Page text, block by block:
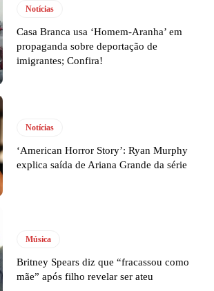
Notícias
Casa Branca usa ‘Homem-Aranha’ em
propaganda sobre deportação de
imigrantes; Confira!
Notícias
‘American Horror Story’: Ryan Murphy
explica saída de Ariana Grande da série
Música
Britney Spears diz que “fracassou como
mãe” após filho revelar ser ateu